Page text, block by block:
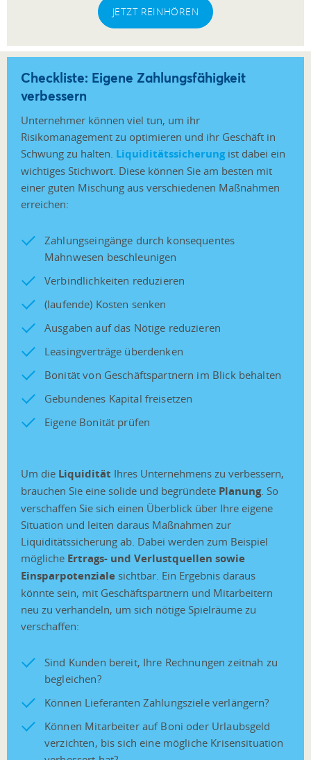
JETZT REINHÖREN
Checkliste: Eigene Zahlungsfähigkeit
verbessern
Unternehmer können viel tun, um ihr
Risikomanagement zu optimieren und ihr Geschäft in
Schwung zu halten. Liquiditätssicherungist dabei ein
wichtiges Stichwort. Diese können Sie am besten mit
einer guten Mischung aus verschiedenen Maßnahmen
erreichen:
Zahlungseingänge durch konsequentes
Mahnwesen beschleunigen
Verbindlichkeiten reduzieren
(laufende) Kosten senken
Ausgaben auf das Nötige reduzieren
Leasingverträge überdenken
Bonität von Geschäftspartnern im Blick behalten
Gebundenes Kapital freisetzen
Eigene Bonität prüfen
Um die Liquidität Ihres Unternehmens zu verbessern,
brauchen Sie eine solide und begründete Planung. So
verschaffen Sie sich einen Überblick über Ihre eigene
Situation und leiten daraus Maßnahmen zur
Liquiditätssicherung ab. Dabei werden zum Beispiel
mögliche Ertrags- und Verlustquellen sowie
Einsparpotenziale sichtbar. Ein Ergebnis daraus
könnte sein, mit Geschäftspartnern und Mitarbeitern
neu zu verhandeln, um sich nötige Spielräume zu
verschaffen:
Sind Kunden bereit, Ihre Rechnungen zeitnah zu
begleichen?
Können Lieferanten Zahlungsziele verlängern?
Können Mitarbeiter auf Boni oder Urlaubsgeld
verzichten, bis sich eine mögliche Krisensituation